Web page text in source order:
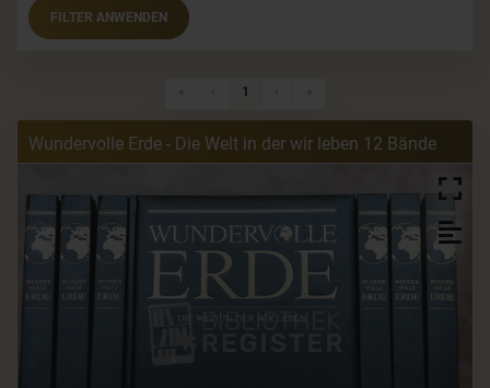
FILTER ANWENDEN
Erste SeiteVorherige Seite
1 › Nächste Seite
»Letzte Seite
Wundervolle Erde - Die Welt in der wir leben 12 Bände